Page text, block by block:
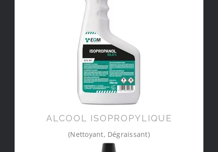
ALCOOL ISOPROPYLIQUE
(Nettoyant, Dégraissant)